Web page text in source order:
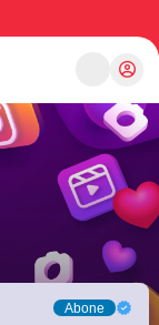
Abone